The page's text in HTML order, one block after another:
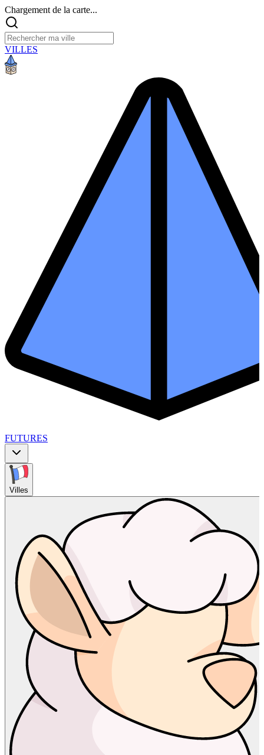
Chargement de la carte...
VILLES
FUTURES
Villes